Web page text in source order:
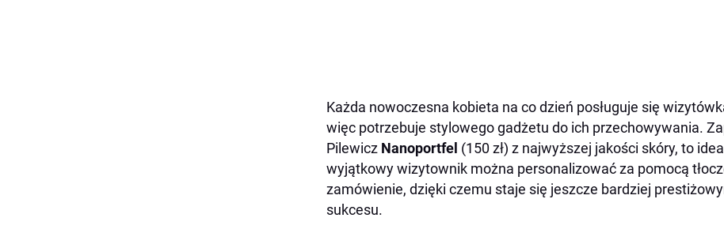
Każda nowoczesna kobieta na co dzień posługuje się
więc potrzebuje stylowego gadżetu do ich przechowywania.
Pilewicz Nanoportfel (150 zł) z najwyższej jakości skóry, to
wyjątkowy wizytownik można personalizować za pomocą
zamówienie, dzięki czemu staje się jeszcze bardziej
sukcesu.